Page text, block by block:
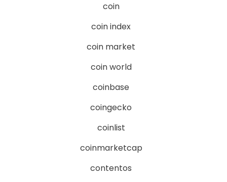
coin
coin index
coin market
coin world
coinbase
coingecko
coinlist
coinmarketcap
contentos